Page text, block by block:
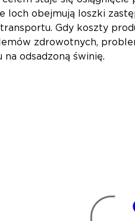
loch obejmują loszki
Gdy koszty
zdrowotnych,
odsadzoną świnię.